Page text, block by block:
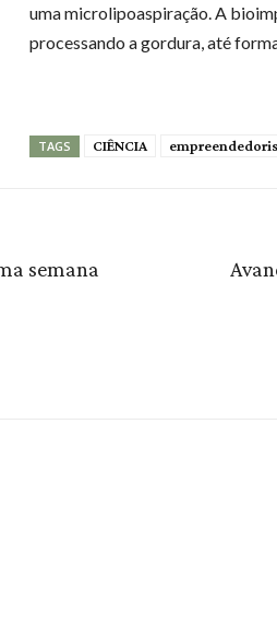
uma microlipoaspiração. A
processando a gordura, até
TAGS CIÊNCIA
semana